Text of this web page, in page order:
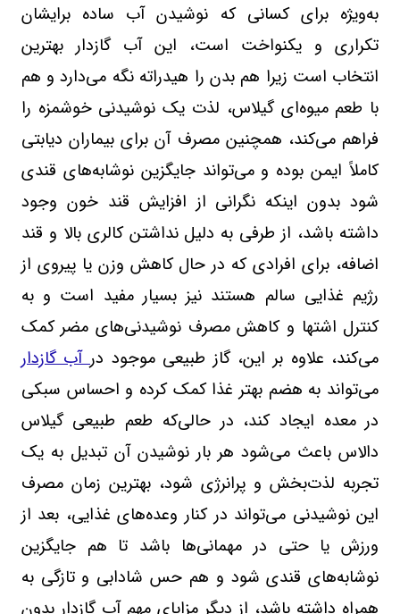
به‌ویژه برای کسانی که نوشیدن آب ساده برایشان
تکراری و یکنواخت است، این آب گازدار بهترین
انتخاب است زیرا هم بدن را هیدراته نگه می‌دارد و هم
با طعم میوه‌ای گیلاس، لذت یک نوشیدنی خوشمزه را
فراهم می‌کند، همچنین مصرف آن برای بیماران دیابتی
کاملاً ایمن بوده و می‌تواند جایگزین نوشابه‌های قندی
شود بدون اینکه نگرانی از افزایش قند خون وجود
داشته باشد، از طرفی به دلیل نداشتن کالری بالا و قند
اضافه، برای افرادی که در حال کاهش وزن یا پیروی از
رژیم غذایی سالم هستند نیز بسیار مفید است و به
کنترل اشتها و کاهش مصرف نوشیدنی‌های مضر کمک
می‌کند، علاوه بر این، گاز طبیعی موجود درآب گازدار
می‌تواند به هضم بهتر غذا کمک کرده و احساس سبکی
در معده ایجاد کند، در حالی‌که طعم طبیعی گیلاس
دالاس باعث می‌شود هر بار نوشیدن آن تبدیل به یک
تجربه لذت‌بخش و پرانرژی شود، بهترین زمان مصرف
این نوشیدنی می‌تواند در کنار وعده‌های غذایی، بعد از
ورزش یا حتی در مهمانی‌ها باشد تا هم جایگزین
نوشابه‌های قندی شود و هم حس شادابی و تازگی به
همراه داشته باشد، از دیگر مزایای مهم آب گازدار بدون